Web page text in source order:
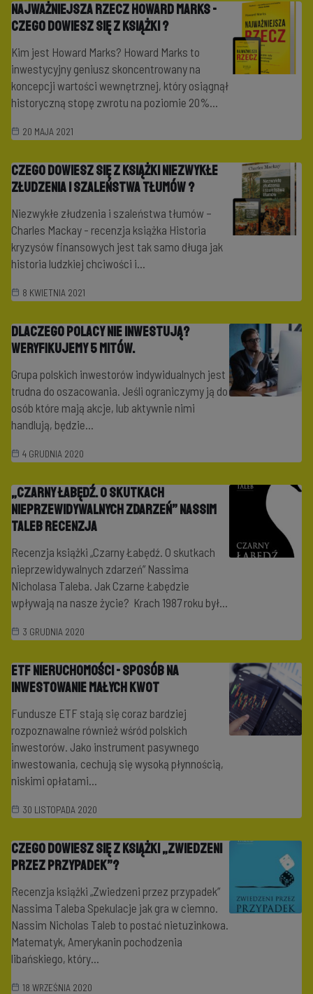
Najważniejsza rzecz Howard Marks -
czego dowiesz się z książki ?
Kim jest Howard Marks? Howard Marks to
inwestycyjny geniusz skoncentrowany na
koncepcji wartości wewnętrznej, który osiągnął
historyczną stopę zwrotu na poziomie 20%...
20 MAJA 2021
Czego dowiesz się z książki Niezwykłe
złudzenia i szaleństwa tłumów ?
Niezwykłe złudzenia i szaleństwa tłumów –
Charles Mackay - recenzja książka Historia
kryzysów finansowych jest tak samo długa jak
historia ludzkiej chciwości i...
8 KWIETNIA 2021
Dlaczego Polacy nie inwestują?
Weryfikujemy 5 mitów.
Grupa polskich inwestorów indywidualnych jest
trudna do oszacowania. Jeśli ograniczymy ją do
osób które mają akcje, lub aktywnie nimi
handlują, będzie...
4 GRUDNIA 2020
„Czarny Łabędź. O skutkach
nieprzewidywalnych zdarzeń” Nassim
Taleb recenzja
Recenzja książki „Czarny Łabędź. O skutkach
nieprzewidywalnych zdarzeń” Nassima
Nicholasa Taleba. Jak Czarne Łabędzie
wpływają na nasze życie? Krach 1987 roku był...
3 GRUDNIA 2020
ETF nieruchomości - sposób na
inwestowanie małych kwot
Fundusze ETF stają się coraz bardziej
rozpoznawalne również wśród polskich
inwestorów. Jako instrument pasywnego
inwestowania, cechują się wysoką płynnością,
niskimi opłatami...
30 LISTOPADA 2020
Czego dowiesz się z książki „Zwiedzeni
przez przypadek”?
Recenzja książki „Zwiedzeni przez przypadek”
Nassima Taleba Spekulacje jak gra w ciemno.
Nassim Nicholas Taleb to postać nietuzinkowa.
Matematyk, Amerykanin pochodzenia
libańskiego, który...
18 WRZEŚNIA 2020